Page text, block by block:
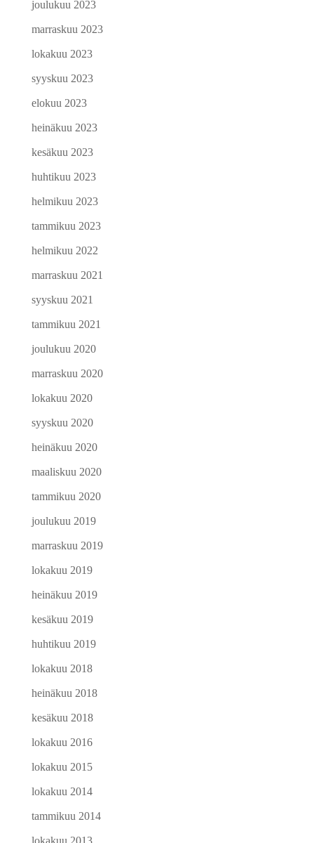
joulukuu 2023
marraskuu 2023
lokakuu 2023
syyskuu 2023
elokuu 2023
heinäkuu 2023
kesäkuu 2023
huhtikuu 2023
helmikuu 2023
tammikuu 2023
helmikuu 2022
marraskuu 2021
syyskuu 2021
tammikuu 2021
joulukuu 2020
marraskuu 2020
lokakuu 2020
syyskuu 2020
heinäkuu 2020
maaliskuu 2020
tammikuu 2020
joulukuu 2019
marraskuu 2019
lokakuu 2019
heinäkuu 2019
kesäkuu 2019
huhtikuu 2019
lokakuu 2018
heinäkuu 2018
kesäkuu 2018
lokakuu 2016
lokakuu 2015
lokakuu 2014
tammikuu 2014
lokakuu 2013